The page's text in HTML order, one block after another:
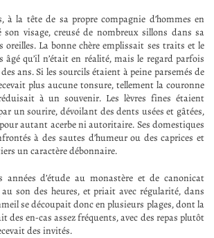
à la tête de sa propre compagnie d’hommes en
visage, creusé de nombreux sillons dans sa
oreilles. La bonne chère emplissait ses traits et le
qu’il n’était en réalité, mais le regard parfois
ans. Si les sourcils étaient à peine parsemés de
plus aucune tonsure, tellement la couronne
à un souvenir. Les lèvres fines étaient
un sourire, dévoilant des dents usées et gâtées,
autant acerbe ni autoritaire. Ses domestiques
à des sautes d’humeur ou des caprices et
un caractère débonnaire.
d’étude au monastère et de canonicat
au son des heures, et priait avec régularité, dans
se découpait donc en plusieurs plages, dont la
des en-cas assez fréquents, avec des repas plutôt
des invités.